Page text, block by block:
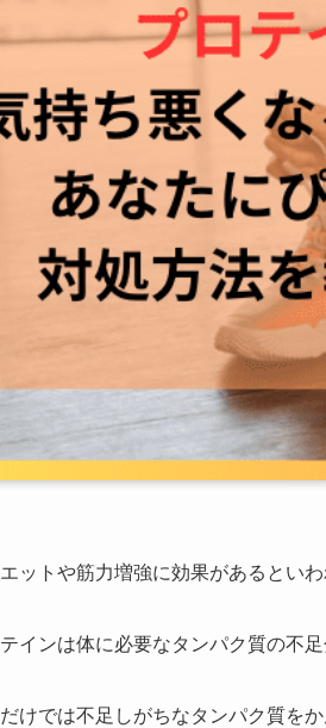
ットや筋力増強に効果があるといわ
インは体に必要なタンパク質の不
けでは不足しがちなタンパク質を